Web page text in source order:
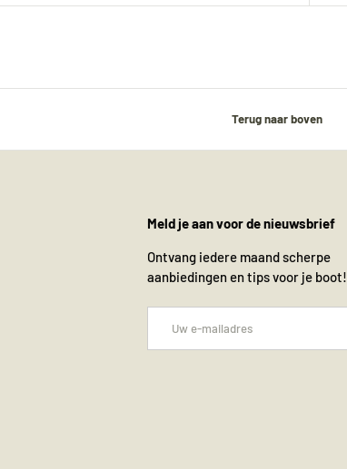
Terug naar boven
Meld je aan voor de nieuwsbrief
Ontvang iedere maand scherpe
aanbiedingen en tips voor je boot!